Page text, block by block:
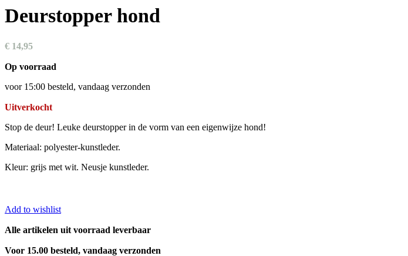
Deurstopper hond
€ 14,95
Op voorraad
voor 15:00 besteld, vandaag verzonden
Uitverkocht
Stop de deur! Leuke deurstopper in de vorm van een eigenwijze hond!
Materiaal: polyester-kunstleder.
Kleur: grijs met wit. Neusje kunstleder.
Add to wishlist
Alle artikelen uit voorraad leverbaar
Voor 15.00 besteld, vandaag verzonden